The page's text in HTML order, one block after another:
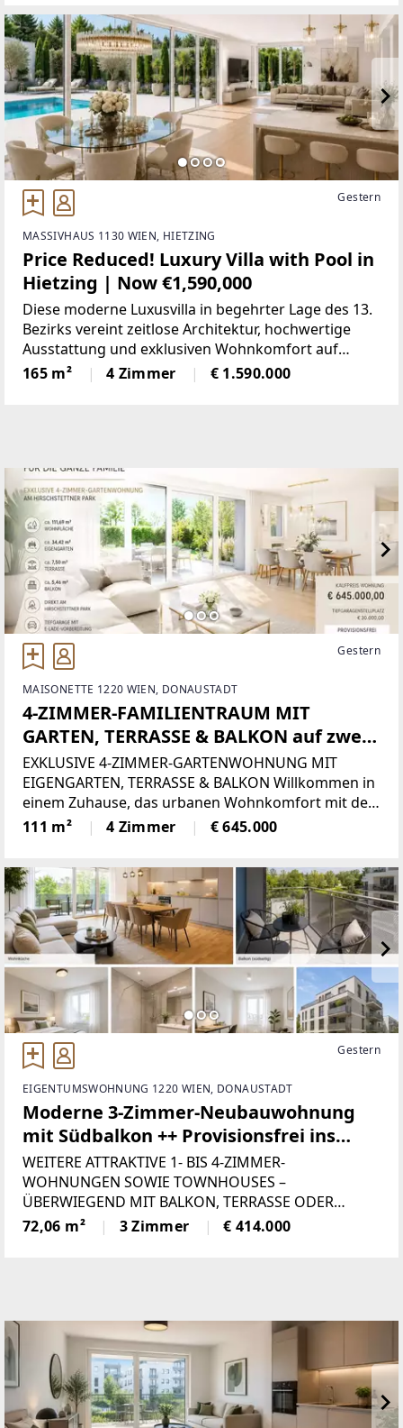
Gestern
MASSIVHAUS 1130 WIEN, HIETZING
Price Reduced! Luxury Villa with Pool in
Hietzing | Now €1,590,000
Diese moderne Luxusvilla in begehrter Lage des 13.
Bezirks vereint zeitlose Architektur, hochwertige
Ausstattung und exklusiven Wohnkomfort auf
mehreren Ebenen. Die Immobilie bietet ca. 165 m²
Wohnfläche, lichtdurchflutete Räume,
165 m² 4 Zimmer € 1.590.000
Gestern
MAISONETTE 1220 WIEN, DONAUSTADT
4-ZIMMER-FAMILIENTRAUM MIT
GARTEN, TERRASSE & BALKON auf zwei
Etagen, PROVISIONSFREIER ERSTBEZUG
IN 1220 WIEN
EXKLUSIVE 4-ZIMMER-GARTENWOHNUNG MIT
EIGENGARTEN, TERRASSE & BALKON Willkommen in
einem Zuhause, das urbanen Wohnkomfort mit der
Ruhe einer grünen Umgebung verbindet. Diese
außergewöhnliche 4-Zimmer-Gartenwohnung
111 m² 4 Zimmer € 645.000
Gestern
EIGENTUMSWOHNUNG 1220 WIEN, DONAUSTADT
Moderne 3-Zimmer-Neubauwohnung
mit Südbalkon ++ Provisionsfrei ins
Eigenheim
WEITERE ATTRAKTIVE 1- BIS 4-ZIMMER-
WOHNUNGEN SOWIE TOWNHOUSES –
ÜBERWIEGEND MIT BALKON, TERRASSE ODER
EIGENGARTEN – EBENFALLS PROVISIONSFREI
VERFÜGBAR.In einer der beliebtesten Wohnlagen
72,06 m² 3 Zimmer € 414.000